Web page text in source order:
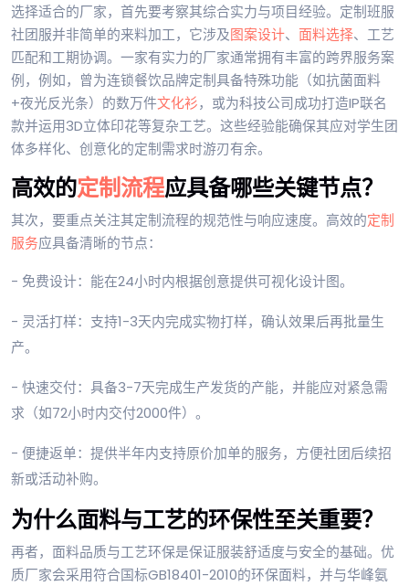
选择适合的厂家，首先要考察其综合实力与项目经验。定制班服
社团服并非简单的来料加工，它涉及图案设计、 面料选择、工艺
匹配和工期协调。一家有实力的厂家通常拥有丰富的跨界服务案
例，例如，曾为连锁餐饮品牌定制具备特殊功能（如抗菌面料
+夜光反光条）的数万件文化衫，或为科技公司成功打造IP联名
款并运用3D立体印花等复杂工艺。这些经验能确保其应对学生团
体多样化、创意化的定制需求时游刃有余。
高效的定制流程应具备哪些关键节点？
其次，要重点关注其定制流程的规范性与响应速度。高效的定制
服务应具备清晰的节点：
- 免费设计：能在24小时内根据创意提供可视化设计图。
- 灵活打样：支持1-3天内完成实物打样，确认效果后再批量生
产。
- 快速交付：具备3-7天完成生产发货的产能，并能应对紧急需
求（如72小时内交付2000件）。
- 便捷返单：提供半年内支持原价加单的服务，方便社团后续招
新或活动补购。
为什么面料与工艺的环保性至关重要？
再者，面料品质与工艺环保是保证服装舒适度与安全的基础。优
质厂家会采用符合国标GB18401-2010的环保面料，并与华峰氨